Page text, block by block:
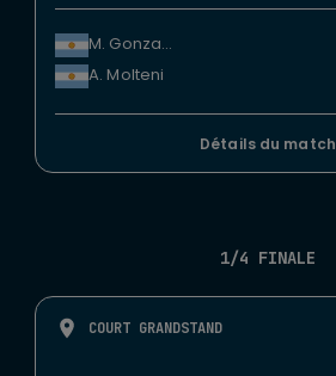
M. Gonzalez
A. Molteni
Détails du match
1/4 FINALE
COURT GRANDSTAND